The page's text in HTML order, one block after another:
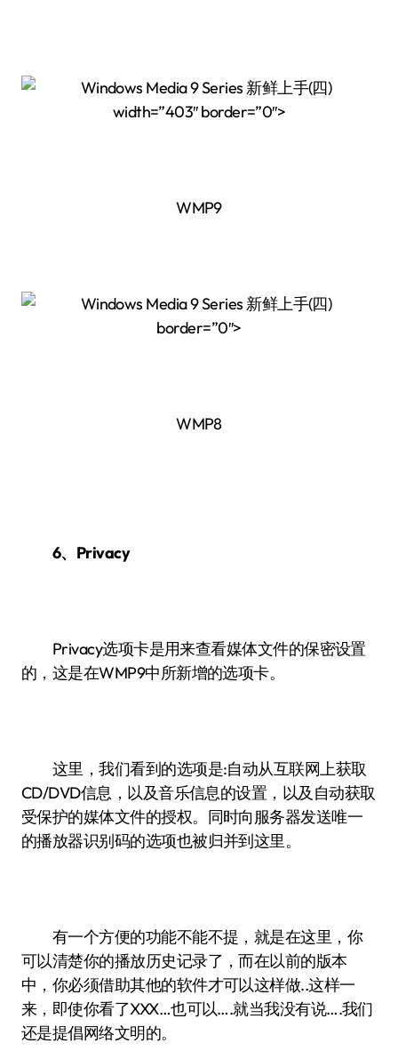
width=”403″ border=”0″>
WMP9
border=”0″>
WMP8
6、Privacy
Privacy选项卡是用来查看媒体文件的保密设置
的，这是在WMP9中所新增的选项卡。
这里，我们看到的选项是:自动从互联网上获取
CD/DVD信息，以及音乐信息的设置，以及自动获取
受保护的媒体文件的授权。同时向服务器发送唯一
的播放器识别码的选项也被归并到这里。
有一个方便的功能不能不提，就是在这里，你
可以清楚你的播放历史记录了，而在以前的版本
中，你必须借助其他的软件才可以这样做..这样一
来，即使你看了XXX…也可以….就当我没有说….我们
还是提倡网络文明的。